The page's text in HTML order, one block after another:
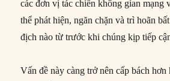
các đơn vị tác chiến không gian mạng
thể phát hiện, ngăn chặn và trì hoãn
địch nào từ trước khi chúng kịp tiếp
Vấn đề này càng trở nên cấp bách